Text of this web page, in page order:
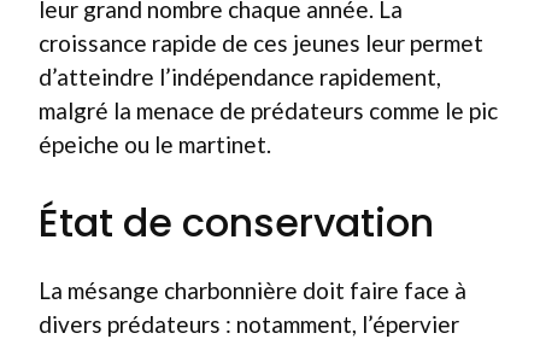
leur grand nombre chaque année. La
croissance rapide de ces jeunes leur permet
d’atteindre l’indépendance rapidement,
malgré la menace de prédateurs comme le pic
épeiche ou le martinet.
État de conservation
La mésange charbonnière doit faire face à
divers prédateurs : notamment, l’épervier